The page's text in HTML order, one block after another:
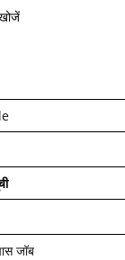
जॉब